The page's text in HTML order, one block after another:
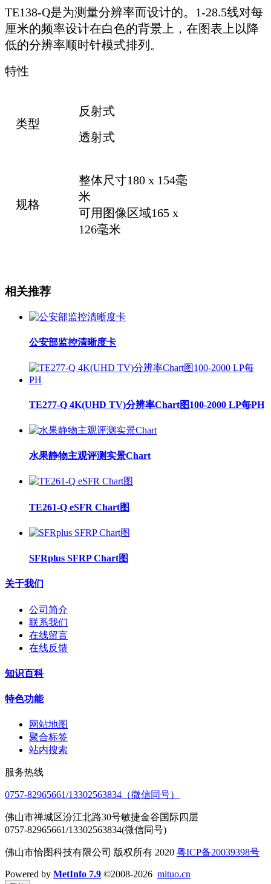
TE138-Q是为测量分辨率而设计的。1-28.5线对每
厘米的频率设计在白色的背景上，在图表上以降
低的分辨率顺时针模式排列。
特性
类型
反射式
透射式
规格
整体尺寸180 x 154毫
米
可用图像区域165 x
126毫米
相关推荐
公安部监控清晰度卡
TE277-Q 4K(UHD TV)分辨率Chart图100-2000 LP每PH
水果静物主观评测实景Chart
TE261-Q eSFR Chart图
SFRplus SFRP Chart图
关于我们
公司简介
联系我们
在线留言
在线反馈
知识百科
特色功能
网站地图
聚合标签
站内搜索
服务热线
0757-82965661/13302563834（微信同号）
佛山市禅城区汾江北路30号敏捷金谷国际四层
0757-82965661/13302563834(微信同号)
佛山市恰图科技有限公司 版权所有 2020 粤ICP备20039398号
Powered by MetInfo 7.9 ©2008-2026 mituo.cn